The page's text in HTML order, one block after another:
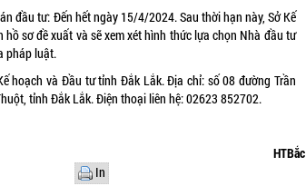
đầu tư: Đến hết ngày 15/4/2024. Sau thời hạn này, Sở Kế
sơ đề xuất và sẽ xem xét hình thức lựa chọn Nhà đầu tư
pháp luật.
hoạch và Đầu tư tỉnh Đắk Lắk. Địa chỉ: số 08 đường Trần
tỉnh Đắk Lắk. Điện thoại liên hệ: 02623 852702.
HTBắc
In